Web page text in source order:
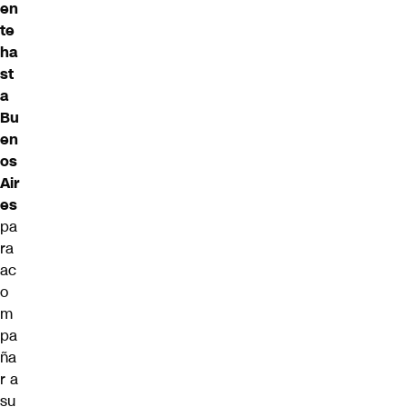
en
te
ha
st
a
Bu
en
os
Air
es
pa
ra
ac
o
m
pa
ña
r a
su